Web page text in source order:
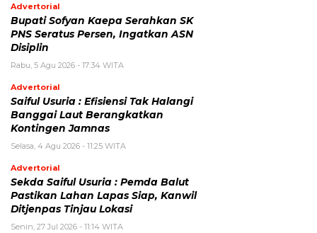
Advertorial
Bupati Sofyan Kaepa Serahkan SK
PNS Seratus Persen, Ingatkan ASN
Disiplin
Rabu, 5 Agu 2026 - 17:34 WITA
Advertorial
Saiful Usuria : Efisiensi Tak Halangi
Banggai Laut Berangkatkan
Kontingen Jamnas
Selasa, 4 Agu 2026 - 11:25 WITA
Advertorial
Sekda Saiful Usuria : Pemda Balut
Pastikan Lahan Lapas Siap, Kanwil
Ditjenpas Tinjau Lokasi
Senin, 27 Jul 2026 - 11:14 WITA